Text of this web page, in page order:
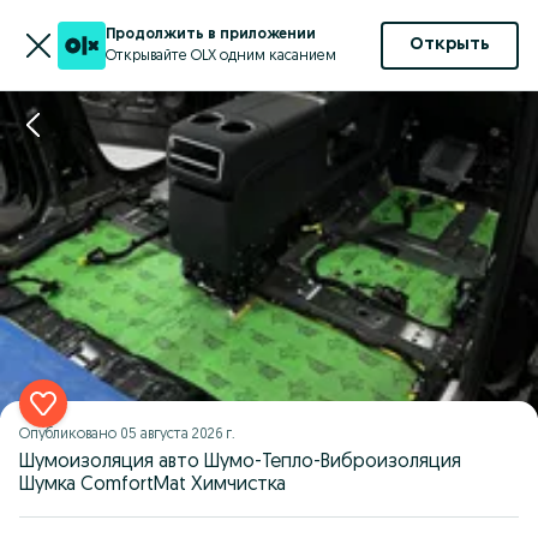
Продолжить в приложении
Открывайте OLX одним касанием
Открыть
Опубликовано 05 августа 2026 г.
Шумоизоляция авто Шумо-Тепло-Виброизоляция
Шумка ComfortMat Химчистка